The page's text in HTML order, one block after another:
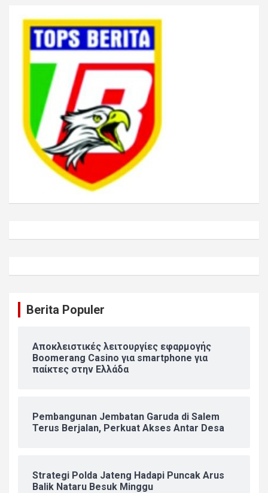
Berita Populer
Αποκλειστικές λειτουργίες εφαρμογής
Boomerang Casino για smartphone για
παίκτες στην Ελλάδα
Pembangunan Jembatan Garuda di Salem
Terus Berjalan, Perkuat Akses Antar Desa
Strategi Polda Jateng Hadapi Puncak Arus
Balik Nataru Besuk Minggu